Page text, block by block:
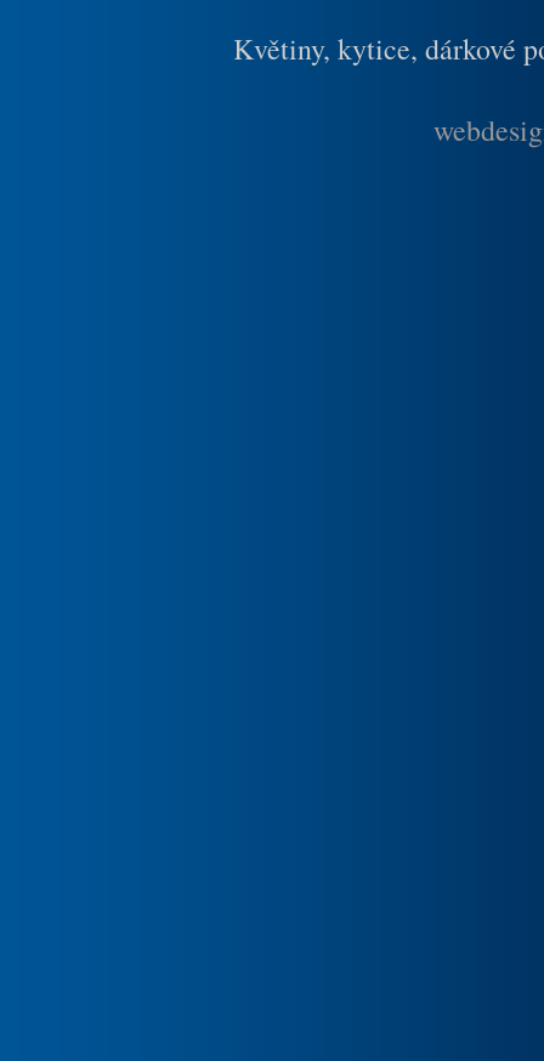
Květiny, kytice, dárkové